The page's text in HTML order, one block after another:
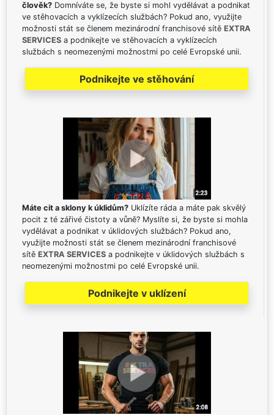
člověk? Domníváte se, že byste si mohl vydělávat a podnikat
ve stěhovacích a vyklízecích službách? Pokud ano, využijte
možnosti stát se členem mezinárodní franchisové sítě EXTRA
SERVICES a podnikejte ve stěhovacích a vyklízecích
službách s neomezenými možnostmi po celé Evropské unii.
Podnikejte ve stěhování
Máte cit a sklony k úklidům? Uklízíte ráda a máte pak skvělý
pocit z té zářivé čistoty a vůně? Myslíte si, že byste si mohla
vydělávat a podnikat v úklidových službách? Pokud ano,
využijte možnosti stát se členem mezinárodní franchisové
sítě EXTRA SERVICES a podnikejte v úklidových službách s
neomezenými možnostmi po celé Evropské unii.
Podnikejte v uklízení